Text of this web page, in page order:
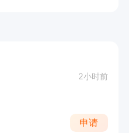
2小时前
申请